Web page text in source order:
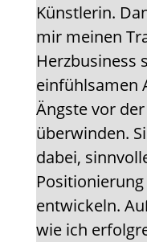
Künstlerin.
mir meinen
Herzbusiness
einfühlsamen
Ängste vor
überwinden.
dabei,
entwickeln.
wie ich